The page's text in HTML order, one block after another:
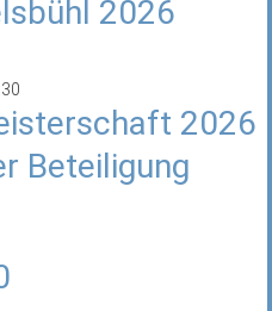
2026
2026
Beteiligung